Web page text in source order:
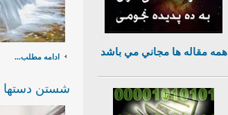
ادامه مطلب...
شستن دستها
همه مقاله ها مجاني مي باشد